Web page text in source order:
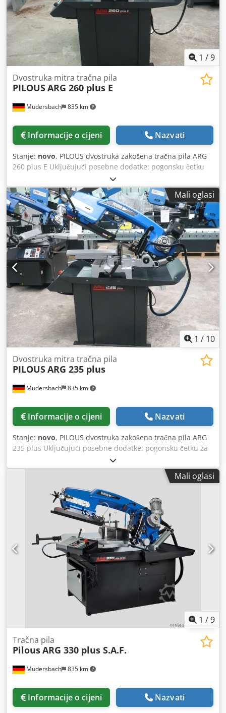
910 mm Ulje u hidrauličnom sustavu cca 6 l (ISO 6743/4-
HM, DIN 51 524 dio 2-HLP) Spremnik rashladne tekućine
cca 15 l Dimenzije stroja (min.) 950 x 1650 x 1450 mm
Dimenzije stroja (maks.) 1550 x 1850 x 2050 mm
Crodpfxsilqbus Apvsf Težina stroja 490 kg
1 /9
Mudersbach 835 km
Dvostruka mitra tračna pila
PILOUSARG 260 plus E
Informacije o cijeni Nazvati
Stanje: novo, PILOUS dvostruka zakošena tračna pila ARG
260 plus E Uključujući posebne dodatke: pogonsku četku
za strugotine, indikator napetosti remena područje
rezanja: Okrugli:90°-45°+45°+60° u mm.260-180-200-125
Kvadrat:90°-45°+45°+60° u mm. 240-160-185-105
Pravokutnik:90°-45°+45°+60° u mm.300x185-190x105-
185x295-125x105 Glavni motor 400V, 50Hz, 1.4kW Motor
pumpe 400 V, 50 Hz, 0,05 kW Brzina lista pile 35/70 m/min.
Dužina trake za pilu 2880 x 27 x 0,9 mm Radna visina od
škripca 900 mm Spremnik rashladne tekućine cca 15 l
Dimenzije stroja (min.) 1690 x 750 x 1430 mm Dimenzije
stroja (maks.) 1980 x 1510 x 2040 mm Cedpfoilqd Njx
Apvorf Težina stroja 310 kg
Mali oglasi
1 / 10
Mudersbach 835 km
Dvostruka mitra tračna pila
PILOUSARG 235 plus
Informacije o cijeni Nazvati
Stanje: novo, PILOUS dvostruka zakošena tračna pila ARG
235 plus Uključujući posebne dodatke: pogonsku četku za
strugotine, indikator napetosti remena područje rezanja:
Okrugli:90°-45°+45°+60° u mm.235-165-185-115
Kvadrat:90°-45°+45°+60° u mm.230-145-160-80
Pravokutnik:90°-45°+45°+60° u mm.280x180-185x80-
185x100-115x80 Glavni motor 400V, 50Hz, 1.4kW Motor
pumpe 400 V, 50 Hz, 0,05 kW Brzina lista pile 40/80 m/min.
Dužina trake za pilu 2710 x 27 x 0,9 mm Radna visina od
škripca 900 mm Spremnik rashladne tekućine cca 15 l
Dimenzije stroja (min.) 1640 x 750 x 1400 mm Dimenzije
stroja (maks.) 1930 x 1610 x 2000 mm Csdpfx Apjilqh Eovorf
Težina stroja 295 kg
Mali oglasi
1 /9
Mudersbach 835 km
Tračna pila
PilousARG 330 plus S.A.F.
Informacije o cijeni Nazvati